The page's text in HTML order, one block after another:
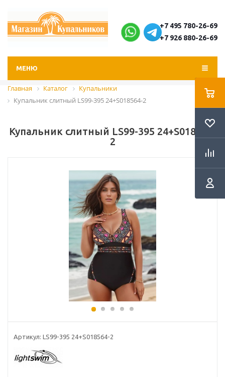
+7 495 780-26-69
+7 926 880-26-69
МЕНЮ
Главная Каталог
Купальники
Купальник слитный LS99-395 24+S018564-2
Купальник слитный LS99-395 24+S018564-
2
Артикул: LS99-395 24+S018564-2